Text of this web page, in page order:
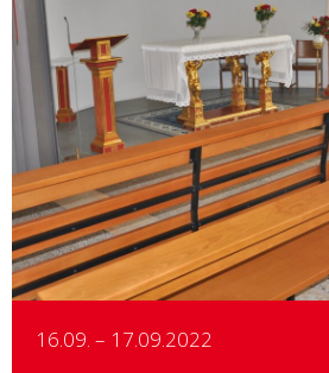
16.09. – 17.09.2022
Details